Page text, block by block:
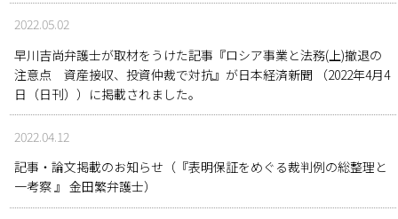
2022.05.02
早川吉尚弁護士が取材をうけた記事『ロシア事業と法務(上)撤退の
注意点 資産接収、投資仲裁で対抗』が日本経済新聞 （2022年4月4
日（日刊））に掲載されました。
2022.04.12
記事・論文掲載のお知らせ（『表明保証をめぐる裁判例の総整理と
一考察 』 金田繁弁護士）